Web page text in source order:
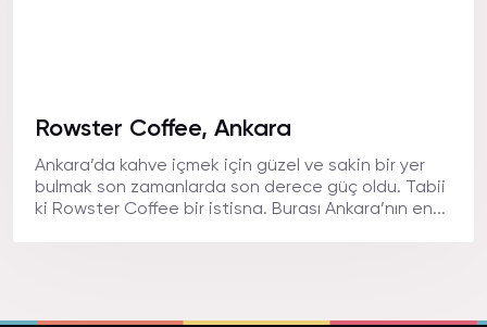
Rowster Coffee, Ankara
Ankara’da kahve içmek için güzel ve sakin bir yer
bulmak son zamanlarda son derece güç oldu. Tabii
ki Rowster Coffee bir istisna. Burası Ankara’nın en...